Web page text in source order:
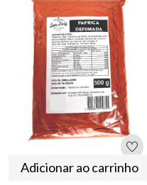
Adicionar ao carrinho